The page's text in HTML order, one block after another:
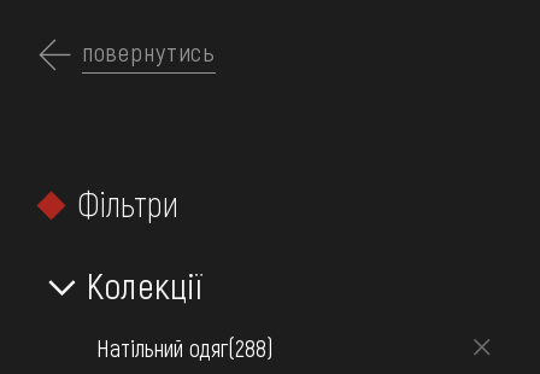
основного
КОЛЕКЦІЇ
ВИСТАВКИ ТА ПОДІЇ
КОЛЕКЦІЇ МУЗЕЮ
повернутись
Фільтри
Колекції
Натільний одяг(288)